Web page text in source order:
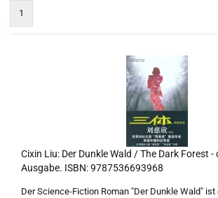
1
Cixin Liu: Der Dunkle Wald / The Dark Forest -
Ausgabe. ISBN: 9787536693968
Der Science-Fiction Roman "Der Dunkle Wald" ist